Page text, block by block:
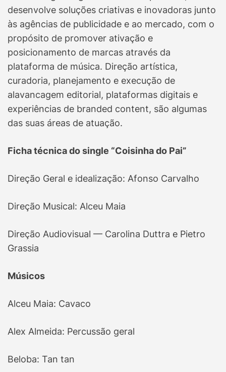
desenvolve soluções criativas e inovadoras junto
às agências de publicidade e ao mercado, com o
propósito de promover ativação e
posicionamento de marcas através da
plataforma de música. Direção artística,
curadoria, planejamento e execução de
alavancagem editorial, plataformas digitais e
experiências de branded content, são algumas
das suas áreas de atuação.
Ficha técnica do single “Coisinha do Pai”
Direção Geral e idealização: Afonso Carvalho
Direção Musical: Alceu Maia
Direção Audiovisual — Carolina Duttra e Pietro
Grassia
Músicos
Alceu Maia: Cavaco
Alex Almeida: Percussão geral
Beloba: Tan tan